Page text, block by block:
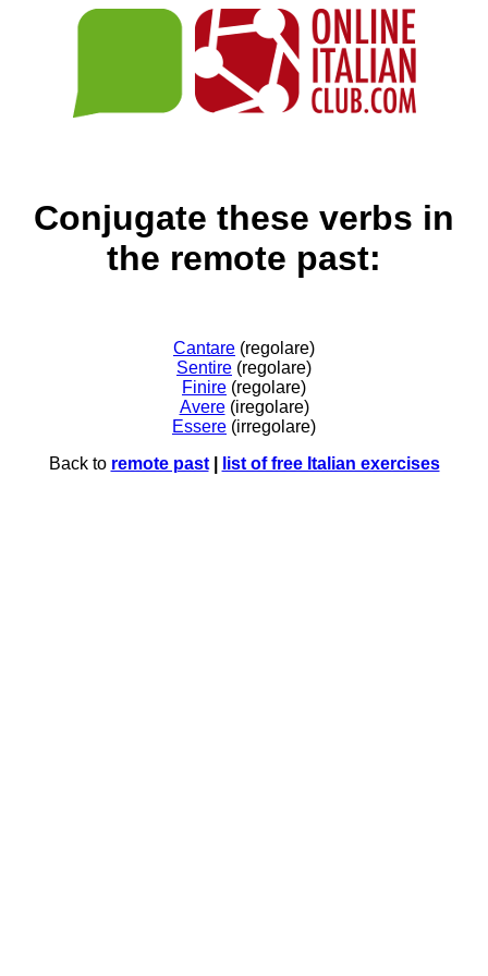
Conjugate these verbs in
the remote past:
Cantare (regolare)
Sentire (regolare)
Finire (regolare)
Avere(iregolare)
Essere (irregolare)
Back to remote past| list of free Italian exercises